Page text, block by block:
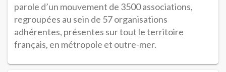
parole d’un mouvement de 3500 associations,
regroupées au sein de 57 organisations
adhérentes, présentes sur tout le territoire
français, en métropole et outre-mer.